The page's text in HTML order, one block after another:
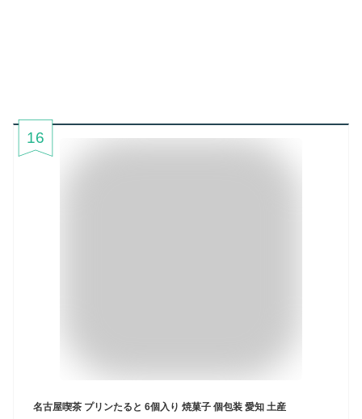
16
名古屋喫茶 プリンたると 6個入り 焼菓子 個包装 愛知 土産